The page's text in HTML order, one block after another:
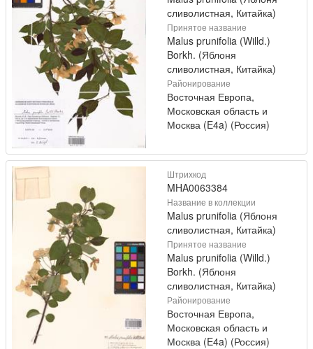
сливолистная, Китайка)
Принятое название
Malus prunifolia (Willd.)
Borkh. (Яблоня
сливолистная, Китайка)
Районирование
Восточная Европа,
Московская область и
Москва (E4a) (Россия)
Штрихкод
MHA0063384
Название в коллекции
Malus prunifolia (Яблоня
сливолистная, Китайка)
Принятое название
Malus prunifolia (Willd.)
Borkh. (Яблоня
сливолистная, Китайка)
Районирование
Восточная Европа,
Московская область и
Москва (E4a) (Россия)